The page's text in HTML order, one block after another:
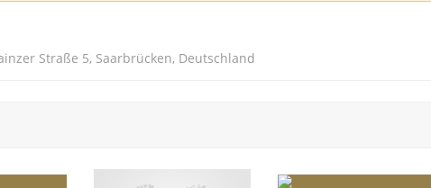
Fotos, die Erinnerungen und Emotionen an diesem
Straße 5, Saarbrücken, Deutschland